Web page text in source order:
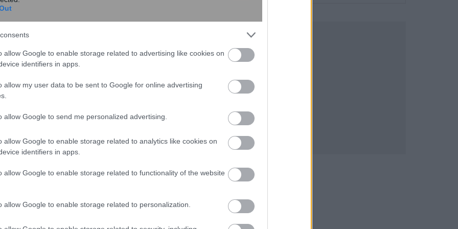
allow Google to enable storage related to advertising like cookies on
identifiers in apps.
allow my user data to be sent to Google for online advertising
allow Google to send me personalized advertising.
allow Google to enable storage related to analytics like cookies on
identifiers in apps.
allow Google to enable storage related to functionality of the website
allow Google to enable storage related to personalization.
ΕΚΠΟΙΖΩ: Συμβουλές σε δανειολήπτες
για τη διαχείριση των «κόκκινων»
δανείων
τις τράπεζες εί...
e-inclusion: Ολες οι λεπτομέρειες για
Στις 04/02/2015 θα αναρτηθούν τα κουπόνια της